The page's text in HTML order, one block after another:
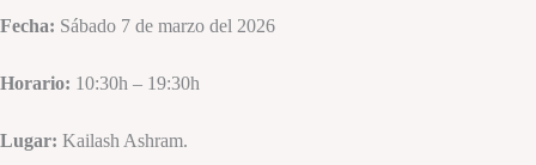
Fecha: Sábado 7 de marzo del 2026
Horario: 10:30h – 19:30h
Lugar: Kailash Ashram.